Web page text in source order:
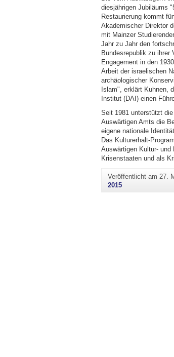
diesjährigen Jubiläums
Restaurierung kommt
Akademischer Direktor
mit Mainzer
Jahr zu Jahr den
Bundesrepublik zu ihrer
Engagement in den
Arbeit der israelischen
archäologischer
Islam", erklärt Kuhnen,
Institut (DAI) einen
Seit 1981 unterstützt
Auswärtigen Amts die
eigene nationale
Das Kulturerhalt-
Auswärtigen Kultur-
Krisenstaaten und als
Veröffentlicht am 27.
2015